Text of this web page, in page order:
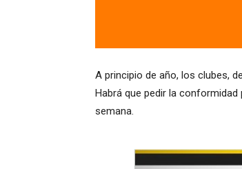
A principio de año, los clubes,
Habrá que pedir la
semana.